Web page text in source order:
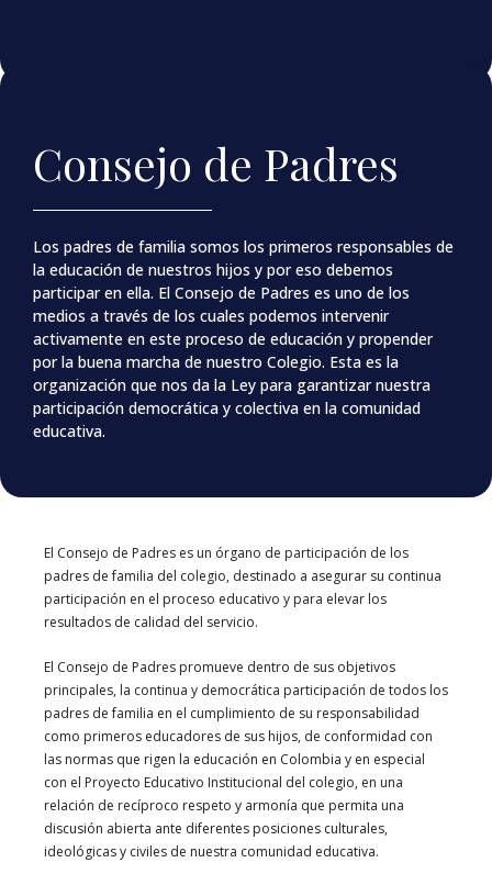
Consejo de Padres
Los padres de familia somos los primeros responsables de
la educación de nuestros hijos y por eso debemos
participar en ella. El Consejo de Padres es uno de los
medios a través de los cuales podemos intervenir
activamente en este proceso de educación y propender
por la buena marcha de nuestro Colegio. Esta es la
organización que nos da la Ley para garantizar nuestra
participación democrática y colectiva en la comunidad
educativa.
El Consejo de Padres es un órgano de participación de los
padres de familia del colegio, destinado a asegurar su continua
participación en el proceso educativo y para elevar los
resultados de calidad del servicio.
El Consejo de Padres promueve dentro de sus objetivos
principales, la continua y democrática participación de todos los
padres de familia en el cumplimiento de su responsabilidad
como primeros educadores de sus hijos, de conformidad con
las normas que rigen la educación en Colombia y en especial
con el Proyecto Educativo Institucional del colegio, en una
relación de recíproco respeto y armonía que permita una
discusión abierta ante diferentes posiciones culturales,
ideológicas y civiles de nuestra comunidad educativa.